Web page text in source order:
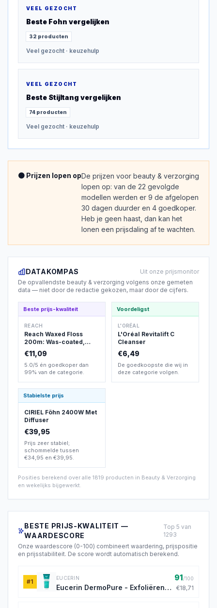
VEEL GEZOCHT
Beste Fohn vergelijken
32 producten
Veel gezocht · keuzehulp
VEEL GEZOCHT
Beste Stijltang vergelijken
74 producten
Veel gezocht · keuzehulp
🟠 Prijzen lopen opDe prijzen voor beauty & verzorging
lopen op: van de 22 gevolgde
modellen werden er 9 de afgelopen
30 dagen duurder en 4 goedkoper.
Heb je geen haast, dan kan het
lonen een prijsdaling af te wachten.
DATAKOMPAS
Uit onze prijsmonitor
De opvallendste beauty & verzorging volgens onze gemeten
data — niet door de redactie gekozen, maar door de cijfers.
Beste prijs-kwaliteit
REACH
Reach Waxed Floss
200m: Was-coated,
gemakkelijk glijdend
€11,09
5.0/5 én goedkoper dan
99% van de categorie.
Voordeligst
L'ORÉAL
L'Oréal Revitalift C
Cleanser
€6,49
De goedkoopste die wij in
deze categorie volgen.
Stabielste prijs
CIRIEL Föhn 2400W Met
Diffuser
€39,95
Prijs zeer stabiel;
schommelde tussen
€34,95 en €39,95.
Posities berekend over alle 1819 producten in Beauty & Verzorging
en wekelijks bijgewerkt.
BESTE PRIJS-KWALITEIT —
WAARDESCORE
Top 5 van
1293
Onze waardescore (0-100) combineert waardering, prijspositie
en prijsstabiliteit. De score wordt automatisch berekend.
#1 EUCERIN
Eucerin DermoPure - Exfoliërende
91/100
€18,71